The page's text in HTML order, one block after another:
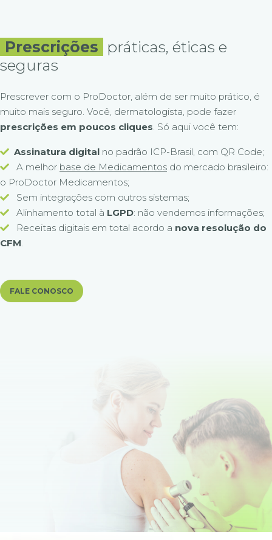
Prescrições práticas, éticas e
seguras
Prescrever com o ProDoctor, além de ser muito prático, é
muito mais seguro. Você, dermatologista, pode fazer
prescrições em poucos cliques. Só aqui você tem:
Assinatura digital no padrão ICP-Brasil, com QR Code;
A melhor base de Medicamentos do mercado brasileiro:
o ProDoctor Medicamentos;
Sem integrações com outros sistemas;
Alinhamento total à LGPD: não vendemos informações;
Receitas digitais em total acordo a nova resolução do
CFM.
FALE CONOSCO